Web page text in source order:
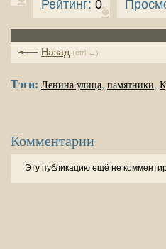
Рейтинг: 0
Назад (ctrl ←)
Тэги: Ленина улица, памятники,
Комментарии
Эту публикацию ещё не